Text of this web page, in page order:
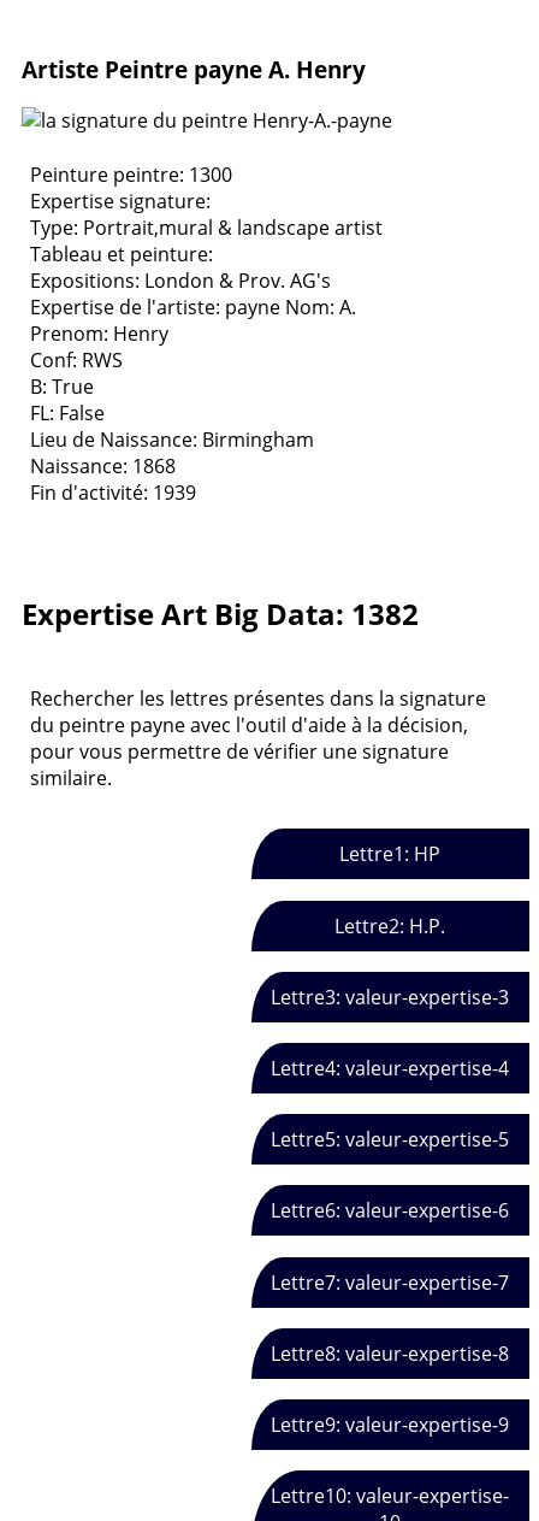
Artiste Peintre payne A. Henry
Peinture peintre: 1300
Expertise signature:
Type: Portrait,mural & landscape artist
Tableau et peinture:
Expositions: London & Prov. AG's
Expertise de l'artiste: payne Nom: A.
Prenom: Henry
Conf: RWS
B: True
FL: False
Lieu de Naissance: Birmingham
Naissance: 1868
Fin d'activité: 1939
Expertise Art Big Data: 1382
Rechercher les lettres présentes dans la signature
du peintre payne avec l'outil d'aide à la décision,
pour vous permettre de vérifier une signature
similaire.
Lettre1: HP
Lettre2: H.P.
Lettre3: valeur-expertise-3
Lettre4: valeur-expertise-4
Lettre5: valeur-expertise-5
Lettre6: valeur-expertise-6
Lettre7: valeur-expertise-7
Lettre8: valeur-expertise-8
Lettre9: valeur-expertise-9
Lettre10: valeur-expertise-